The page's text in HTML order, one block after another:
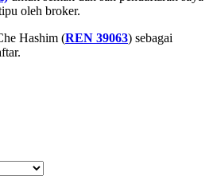
oleh broker.
Hashim (REN 39063) sebagai